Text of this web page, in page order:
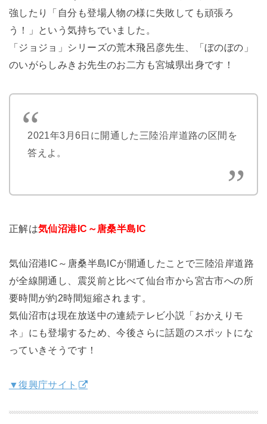
強したり「自分も登場人物の様に失敗しても頑張ろ
う！」という気持ちでいました。
「ジョジョ」シリーズの荒木飛呂彦先生、「ぼのぼの」
のいがらしみきお先生のお二方も宮城県出身です！
2021年3月6日に開通した三陸沿岸道路の区間を
答えよ。
正解は気仙沼港IC～唐桑半島IC
気仙沼港IC～唐桑半島ICが開通したことで三陸沿岸道路
が全線開通し、震災前と比べて仙台市から宮古市への所
要時間が約2時間短縮されます。
気仙沼市は現在放送中の連続テレビ小説「おかえりモ
ネ」にも登場するため、今後さらに話題のスポットにな
っていきそうです！
▼復興庁サイト